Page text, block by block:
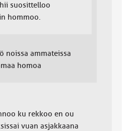
suosittelloo
hommoo.
noissa ammateissa
homoa
ku rekkoo en ou
vuan asjakkaana